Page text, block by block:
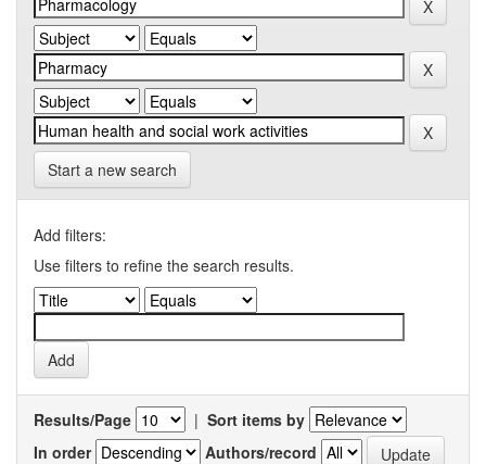
Start a new search
Add filters:
Use filters to refine the search results.
Results/Page | Sort items by
In order
Authors/record